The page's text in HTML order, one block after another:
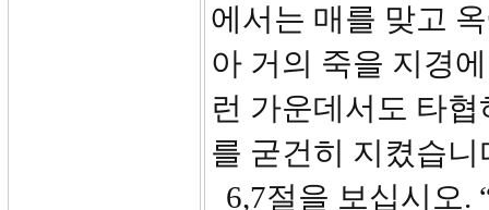
에서는 매를 맞고
아 거의 죽을 지경
런 가운데서도 타
를 굳건히 지켰습니
6,7절을 보십시오.